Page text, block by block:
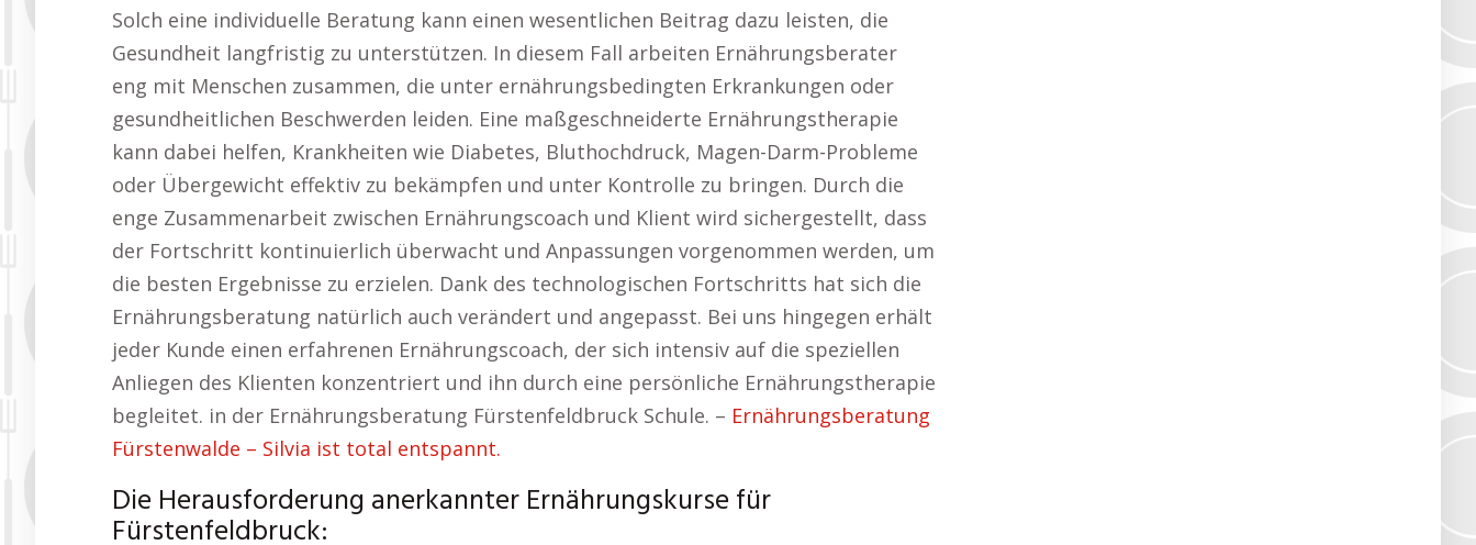
Solch eine individuelle Beratung kann einen wesentlichen Beitrag dazu leisten, die
Gesundheit langfristig zu unterstützen. In diesem Fall arbeiten Ernährungsberater
eng mit Menschen zusammen, die unter ernährungsbedingten Erkrankungen oder
gesundheitlichen Beschwerden leiden. Eine maßgeschneiderte Ernährungstherapie
kann dabei helfen, Krankheiten wie Diabetes, Bluthochdruck, Magen-Darm-Probleme
oder Übergewicht effektiv zu bekämpfen und unter Kontrolle zu bringen. Durch die
enge Zusammenarbeit zwischen Ernährungscoach und Klient wird sichergestellt, dass
der Fortschritt kontinuierlich überwacht und Anpassungen vorgenommen werden, um
die besten Ergebnisse zu erzielen. Dank des technologischen Fortschritts hat sich die
Ernährungsberatung natürlich auch verändert und angepasst. Bei uns hingegen erhält
jeder Kunde einen erfahrenen Ernährungscoach, der sich intensiv auf die speziellen
Anliegen des Klienten konzentriert und ihn durch eine persönliche Ernährungstherapie
begleitet. in der Ernährungsberatung Fürstenfeldbruck Schule. – Ernährungsberatung
Fürstenwalde – Silvia ist total entspannt.
Die Herausforderung anerkannter Ernährungskurse für
Fürstenfeldbruck: